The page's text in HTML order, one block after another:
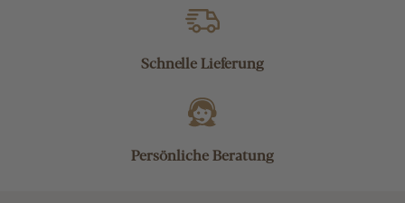
Schnelle Lieferung
Persönliche Beratung